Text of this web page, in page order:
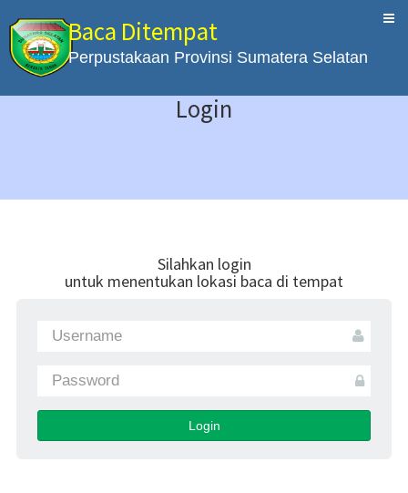
Baca Ditempat
Perpustakaan Provinsi Sumatera Selatan
Login
Silahkan login
untuk menentukan lokasi baca di tempat
Login